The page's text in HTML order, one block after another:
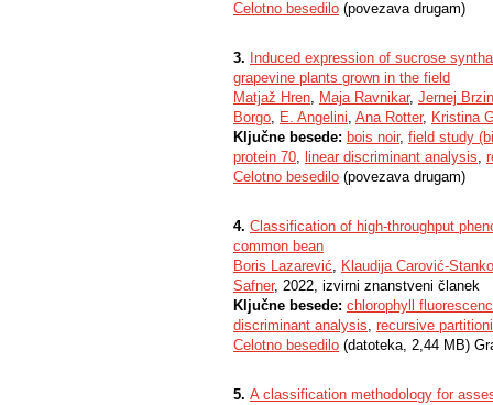
Celotno besedilo (povezava drugam)
3. Induced expression of sucrose
grapevine plants grown in the field
Matjaž Hren, Maja Ravnikar, Jernej Brzin
Borgo, E. Angelini, Ana Rotter, Kristina
Ključne besede: bois noir, field study
protein 70, linear discriminant analysis,
Celotno besedilo (povezava drugam)
4. Classification of high-throughput
common bean
Boris Lazarević, Klaudija Carović-Stanko
Safner, 2022, izvirni znanstveni članek
Ključne besede: chlorophyll
discriminant analysis, recursive
Celotno besedilo (datoteka, 2,44 MB)
5. A classification methodology for